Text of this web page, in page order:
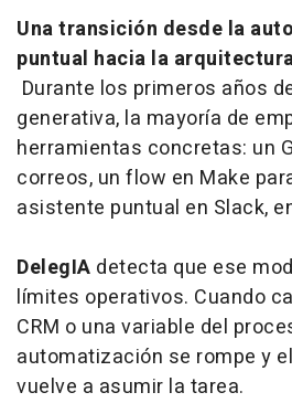
Una transición desde la
puntual hacia la
Durante los primeros años
generativa, la mayoría de
herramientas concretas: un
correos, un flow en Make
asistente puntual en Slack,
DelegIA detecta que ese
límites operativos. Cuando
CRM o una variable del
automatización se rompe y
vuelve a asumir la tarea.